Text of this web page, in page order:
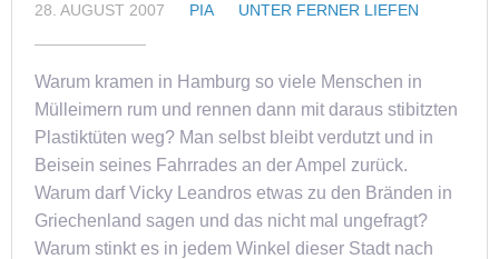
28. AUGUST 2007 PIA UNTER FERNER LIEFEN
Warum kramen in Hamburg so viele Menschen in
Mülleimern rum und rennen dann mit daraus stibitzten
Plastiktüten weg? Man selbst bleibt verdutzt und in
Beisein seines Fahrrades an der Ampel zurück.
Warum darf Vicky Leandros etwas zu den Bränden in
Griechenland sagen und das nicht mal ungefragt?
Warum stinkt es in jedem Winkel dieser Stadt nach